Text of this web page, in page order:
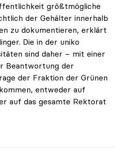
größtmögliche
der Gehälter innerhalb
zu dokumentieren, erklärt
Die in der uniko
sind daher – mit einer
Beantwortung der
der Fraktion der Grünen
entweder auf
auf das gesamte Rektorat
sich im Rahmen der